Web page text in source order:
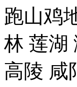
跑山鸡
林 莲湖
高陵 咸